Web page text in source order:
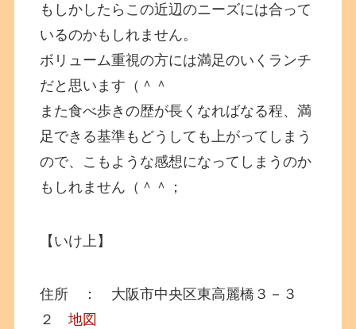
もしかしたらこの近辺のニーズには合って
いるのかもしれません。
ボリューム重視の方には満足のいくランチ
だと思います（＾＾
また食べ歩きの歴が長くなればなる程、満
足できる基準もどうしても上がってしまう
ので、こもような感想になってしまうのか
もしれません（＾＾；
【いけ上】
住所 ： 大阪市中央区東高麗橋３－３
２地図